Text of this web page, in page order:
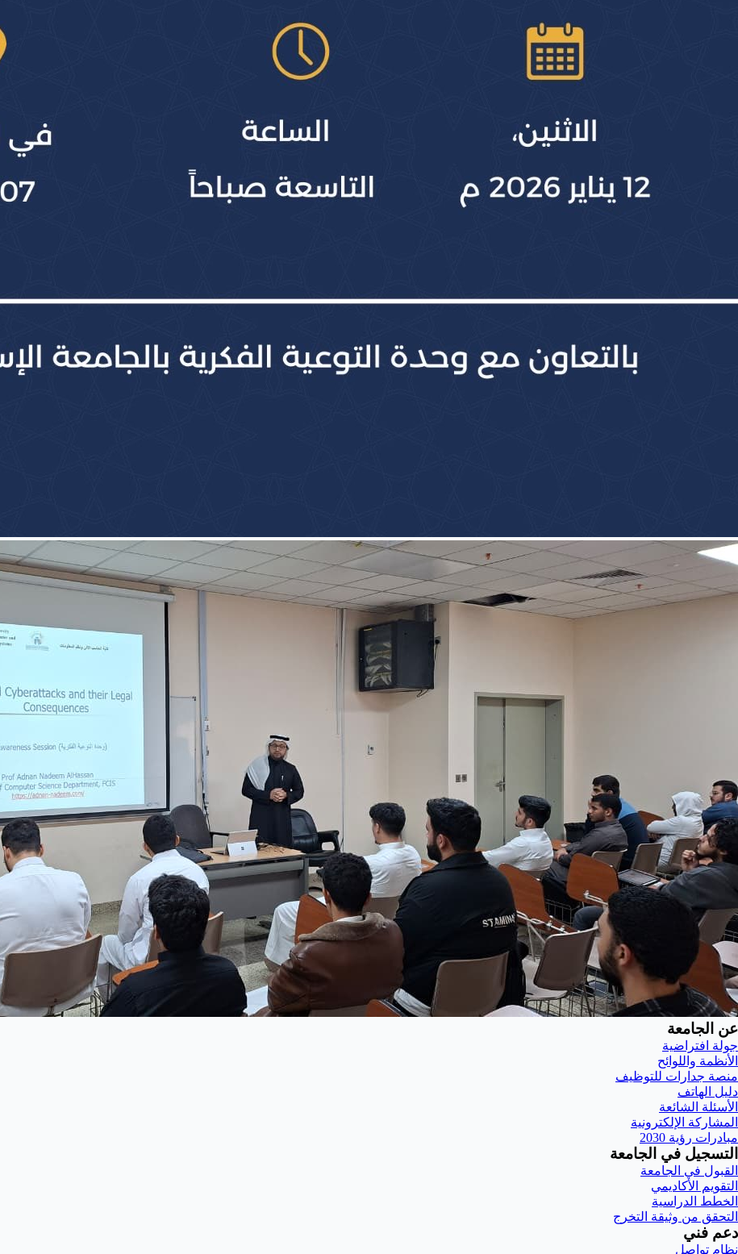
عن الجامعة
جولة افتراضية
الأنظمة واللوائح
منصة جدارات للتوظيف
دليل الهاتف
الأسئلة الشائعة
المشاركة الإلكترونية
مبادرات رؤية 2030
التسجيل في الجامعة
القبول في الجامعة
التقويم الأكاديمي
الخطط الدراسية
التحقق من وثيقة التخرج
دعم فني
نظام تواصل